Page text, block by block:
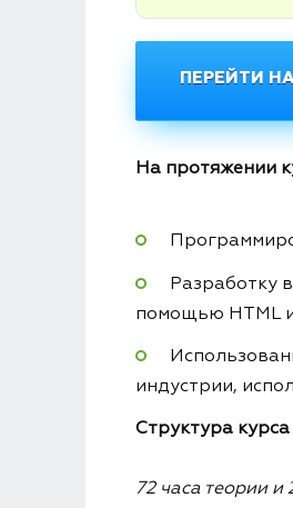
ПЕРЕЙТИ
На протяжении
Разработку
помощью HTML и
индустрии,
Структура
72 часа теории и